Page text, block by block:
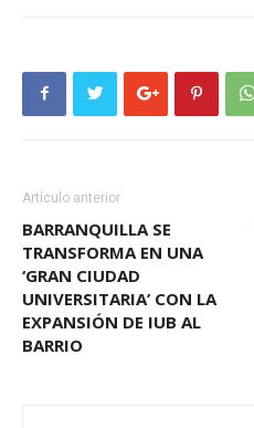
Artículo anterior
BARRANQUILLA SE
TRANSFORMA EN UNA
‘GRAN CIUDAD
UNIVERSITARIA’ CON LA
EXPANSIÓN DE IUB AL
BARRIO